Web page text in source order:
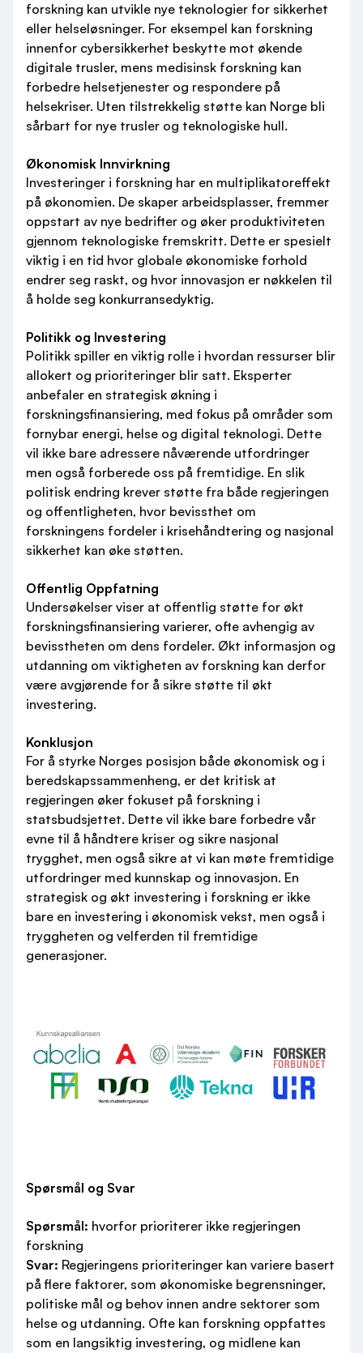
forskning kan utvikle nye teknologier for sikkerhet
eller helseløsninger. For eksempel kan forskning
innenfor cybersikkerhet beskytte mot økende
digitale trusler, mens medisinsk forskning kan
forbedre helsetjenester og respondere på
helsekriser. Uten tilstrekkelig støtte kan Norge bli
sårbart for nye trusler og teknologiske hull.
Økonomisk Innvirkning
Investeringer i forskning har en multiplikatoreffekt
på økonomien. De skaper arbeidsplasser, fremmer
oppstart av nye bedrifter og øker produktiviteten
gjennom teknologiske fremskritt. Dette er spesielt
viktig i en tid hvor globale økonomiske forhold
endrer seg raskt, og hvor innovasjon er nøkkelen til
å holde seg konkurransedyktig.
Politikk og Investering
Politikk spiller en viktig rolle i hvordan ressurser blir
allokert og prioriteringer blir satt. Eksperter
anbefaler en strategisk økning i
forskningsfinansiering, med fokus på områder som
fornybar energi, helse og digital teknologi. Dette
vil ikke bare adressere nåværende utfordringer
men også forberede oss på fremtidige. En slik
politisk endring krever støtte fra både regjeringen
og offentligheten, hvor bevissthet om
forskningens fordeler i krisehåndtering og nasjonal
sikkerhet kan øke støtten.
Offentlig Oppfatning
Undersøkelser viser at offentlig støtte for økt
forskningsfinansiering varierer, ofte avhengig av
bevisstheten om dens fordeler. Økt informasjon og
utdanning om viktigheten av forskning kan derfor
være avgjørende for å sikre støtte til økt
investering.
Konklusjon
For å styrke Norges posisjon både økonomisk og i
beredskapssammenheng, er det kritisk at
regjeringen øker fokuset på forskning i
statsbudsjettet. Dette vil ikke bare forbedre vår
evne til å håndtere kriser og sikre nasjonal
trygghet, men også sikre at vi kan møte fremtidige
utfordringer med kunnskap og innovasjon. En
strategisk og økt investering i forskning er ikke
bare en investering i økonomisk vekst, men også i
tryggheten og velferden til fremtidige
generasjoner.
Spørsmål og Svar
Spørsmål: hvorfor prioriterer ikke regjeringen
forskning
Svar: Regjeringens prioriteringer kan variere basert
på flere faktorer, som økonomiske begrensninger,
politiske mål og behov innen andre sektorer som
helse og utdanning. Ofte kan forskning oppfattes
som en langsiktig investering, og midlene kan